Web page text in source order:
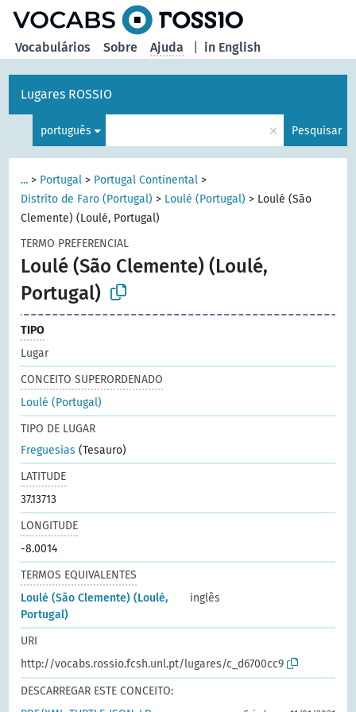
in English
Vocabulários Sobre Ajuda
Lugares ROSSIO
português × Pesquisar
... > Portugal > Portugal Continental >
Distrito de Faro (Portugal) > Loulé (Portugal) > Loulé (São
Clemente) (Loulé, Portugal)
TERMO PREFERENCIAL
Loulé (São Clemente) (Loulé,
Portugal)
TIPO
Lugar
CONCEITO SUPERORDENADO
Loulé (Portugal)
TIPO DE LUGAR
Freguesias (Tesauro)
LATITUDE
37.13713
LONGITUDE
-8.0014
TERMOS EQUIVALENTES
Loulé (São Clemente) (Loulé,
Portugal)
inglês
URI
http://vocabs.rossio.fcsh.unl.pt/lugares/c_d6700cc9
DESCARREGAR ESTE CONCEITO: